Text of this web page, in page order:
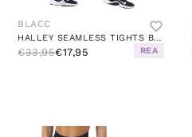
BLACC
HALLEY SEAMLESS TIGHTS BLACK
€33,95€17,95 REA